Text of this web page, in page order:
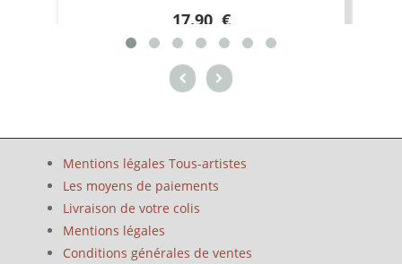
17.90 €
Mentions légales Tous-artistes
Les moyens de paiements
Livraison de votre colis
Mentions légales
Conditions générales de ventes